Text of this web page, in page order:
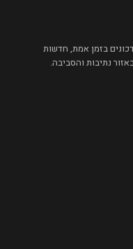
בזמן אמת, חדשות
נתיבות והסביבה.